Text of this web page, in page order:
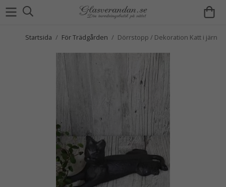
Startsida / För Trädgården / Dörrstopp / Dekoration Katt i järn